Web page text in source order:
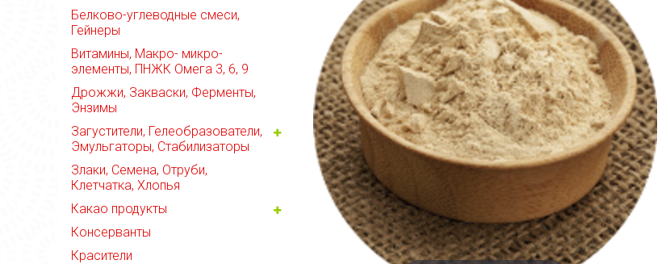
Белково-углеводные смеси,
Гейнеры
Витамины, Макро- микро-
элементы, ПНЖК Омега 3, 6, 9
Дрожжи, Закваски, Ферменты,
Энзимы
Загустители, Гелеобразователи,
Эмульгаторы, Стабилизаторы
Злаки, Семена, Отруби,
Клетчатка, Хлопья
Какао продукты
Консерванты
Красители